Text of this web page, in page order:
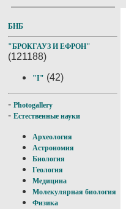
БНБ
"БРОКГАУЗ И ЕФРОН"
(121188)
"I" (42)
- Photogallery
- Естественные науки
Археология
Астрономия
Биология
Геология
Медицина
Молекулярная биология
Физика